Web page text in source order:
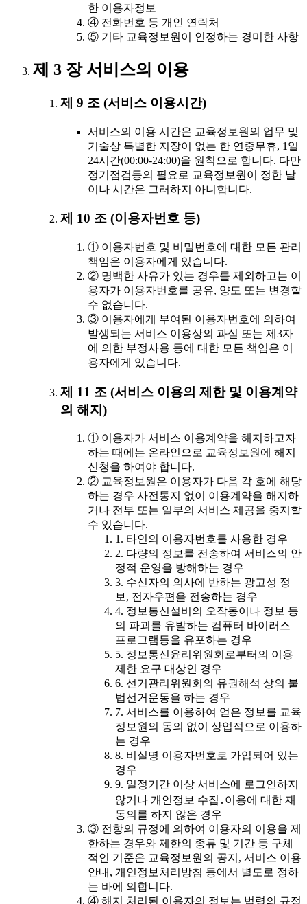
한 이용자정보
④ 전화번호 등 개인 연락처
⑤ 기타 교육정보원이 인정하는 경미한 사항
제 3 장 서비스의 이용
제 9 조 (서비스 이용시간)
서비스의 이용 시간은 교육정보원의 업무 및
기술상 특별한 지장이 없는 한 연중무휴, 1일
24시간(00:00-24:00)을 원칙으로 합니다. 다만
정기점검등의 필요로 교육정보원이 정한 날
이나 시간은 그러하지 아니합니다.
제 10 조 (이용자번호 등)
① 이용자번호 및 비밀번호에 대한 모든 관리
책임은 이용자에게 있습니다.
② 명백한 사유가 있는 경우를 제외하고는 이
용자가 이용자번호를 공유, 양도 또는 변경할
수 없습니다.
③ 이용자에게 부여된 이용자번호에 의하여
발생되는 서비스 이용상의 과실 또는 제3자
에 의한 부정사용 등에 대한 모든 책임은 이
용자에게 있습니다.
제 11 조 (서비스 이용의 제한 및 이용계약
의 해지)
① 이용자가 서비스 이용계약을 해지하고자
하는 때에는 온라인으로 교육정보원에 해지
신청을 하여야 합니다.
② 교육정보원은 이용자가 다음 각 호에 해당
하는 경우 사전통지 없이 이용계약을 해지하
거나 전부 또는 일부의 서비스 제공을 중지할
수 있습니다.
1. 타인의 이용자번호를 사용한 경우
2. 다량의 정보를 전송하여 서비스의 안
정적 운영을 방해하는 경우
3. 수신자의 의사에 반하는 광고성 정
보, 전자우편을 전송하는 경우
4. 정보통신설비의 오작동이나 정보 등
의 파괴를 유발하는 컴퓨터 바이러스
프로그램등을 유포하는 경우
5. 정보통신윤리위원회로부터의 이용
제한 요구 대상인 경우
6. 선거관리위원회의 유권해석 상의 불
법선거운동을 하는 경우
7. 서비스를 이용하여 얻은 정보를 교육
정보원의 동의 없이 상업적으로 이용하
는 경우
8. 비실명 이용자번호로 가입되어 있는
경우
9. 일정기간 이상 서비스에 로그인하지
않거나 개인정보 수집․이용에 대한 재
동의를 하지 않은 경우
③ 전항의 규정에 의하여 이용자의 이용을 제
한하는 경우와 제한의 종류 및 기간 등 구체
적인 기준은 교육정보원의 공지, 서비스 이용
안내, 개인정보처리방침 등에서 별도로 정하
는 바에 의합니다.
④ 해지 처리된 이용자의 정보는 법령의 규정